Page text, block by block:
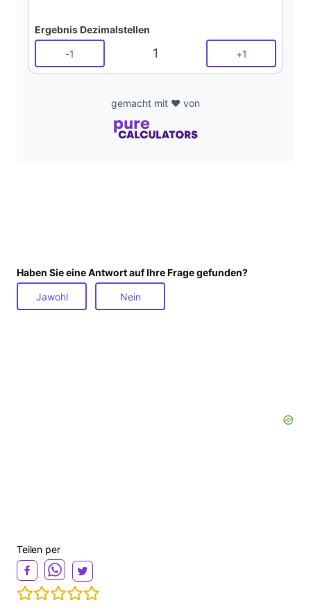
Ergebnis Dezimalstellen
-1 1 +1
gemacht mit ❤️ von
Haben Sie eine Antwort auf Ihre Frage gefunden?
Jawohl Nein
Teilen per